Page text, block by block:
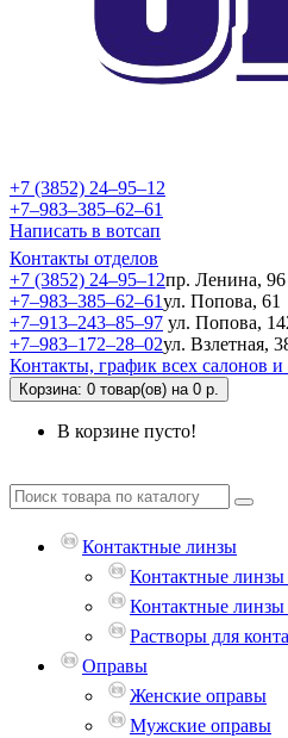
+7 (3852) 24‒95‒12
+7‒983‒385‒62‒61
Написать в вотсап
Контакты отделов
+7 (3852) 24‒95‒12пр. Ленина, 96
+7‒983‒385‒62‒61ул. Попова, 61
+7‒913‒243‒85‒97 ул. Попова,
+7‒983‒172‒28‒02ул. Взлетная,
Контакты, график всех салонов и
Корзина : 0 товар(ов) на 0 р.
В корзине пусто!
Контактные линзы
Контактные линзы
Контактные
Растворы для
Оправы
Женские оправы
Мужские оправы